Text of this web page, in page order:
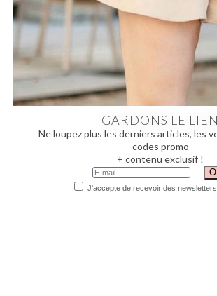
GARDONS LE LIEN
Ne loupez plus les derniers articles, les
codes promo
+ contenu exclusif !
J'accepte de recevoir des